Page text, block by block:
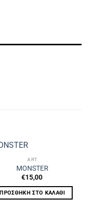
ART
MONSTER
€15,00
ΠΡΟΣΘΉΚΗ ΣΤΟ ΚΑΛΆΘΙ